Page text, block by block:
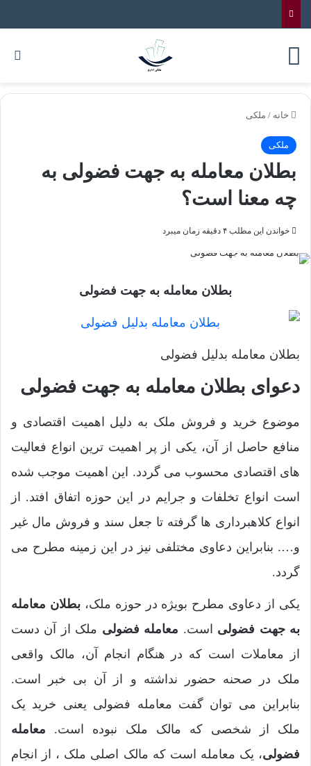
خانه / ملکی
ملکی
بطلان معامله به جهت فضولی به
چه معنا است؟
خواندن این مطلب ۴ دقیقه زمان میبرد
بطلان معامله به جهت فضولی
بطلان معامله بدلیل فضولی
دعوای بطلان معامله به جهت فضولی
موضوع خرید و فروش ملک به دلیل اهمیت اقتصادی و
منافع حاصل از آن، یکی از پر اهمیت ترین انواع فعالیت
های اقتصادی محسوب می گردد. این اهمیت موجب شده
است انواع تخلفات و جرایم در این حوزه اتفاق افتد. از
انواع کلاهبرداری ها گرفته تا جعل سند و فروش مال غیر
و…. بنابراین دعاوی مختلفی نیز در این زمینه مطرح می
گردد.
یکی از دعاوی مطرح بویژه در حوزه ملک،بطلان معامله
به جهت فضولی است. معامله فضولی ملک از آن دست
از معاملات است که در هنگام انجام آن، مالک واقعی
ملک در صحنه حضور نداشته و از آن بی خبر است.
بنابراین می توان گفت معامله فضولی یعنی خرید یک
ملک از شخصی که مالک ملک نبوده است. معامله‌
فضولی، یک معامله است که مالک اصلی ملک ، از انجام